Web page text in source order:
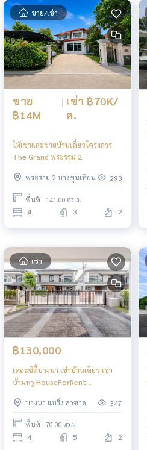
ขาย/เช่า
ขาย
฿14M
| เช่า ฿70K/
ด.
ให้เช่าและขายบ้านเดี่ยวโครงการ
The Grand พระราม 2
พระราม 2 บางขุนเทียน 293
พื้นที่ : 141.00 ตร.ว.
4 3 2
เช่า
฿130,000
เดอะซิตี้บางนา เช่าบ้านเดี่ยว เช่า
บ้านหรู HouseForRent
บางนา แบริ่ง ลาซาล
347
พื้นที่ : 70.00 ตร.ว.
4 5 2